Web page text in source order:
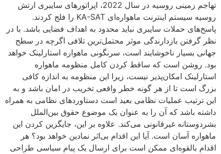
تهاجم زمینی روسیه در سال 2022، اپراتورهای سایبری ارتش
روسیه سیستم اینترنت ماهواره‌ای KA-SAT را فلج کردند.
پاسخ‌های حملات سایبری نباید محدود به اهداف فضایی باشد. با در
نظر گرفتن بازدارندگی موثر محتمل‌ترین تلافی اگرچه در سطح
جهانی بسیار ناخوشایند است، سرنگونی ماهواره استارلینک خواهد
بود. روشن است که ساقط کردن کامل منظومه ماهواره
استارلینک امکان‌پذیر نیست، زیرا این منظومه به اندازه کافی
بزرگ است تا از هر گونه خطر واقعی تخریب در امان باشد و به
این ترتیب عملیات نظامی بعید است دستاوردهای نظامی به همراه
داشته باشد که آن را به عنوان یک موضوع حقوق بین‌الملل
بشردوستانه غیرقانونی می‌کند. علاوه بر این، جایگزین کردن این
ماهواره آسان است. آیا این اقدام بی‌اثر نمادین خواهد بود؟ هر
اقدام بالقوه‌ای ممکن است برای ارسال یک پیام سیاسی طراحی